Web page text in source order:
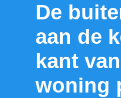
De
aan de
kant
woning